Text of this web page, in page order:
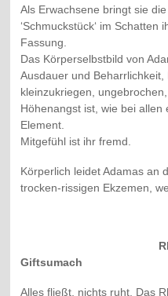
Als Erwachsene bringt sie
‘Schmuckstück‘ im
Fassung.
Das Körperselbstbild von
Ausdauer und
kleinzukriegen,
Höhenangst ist, wie bei
Element.
Mitgefühl ist ihr fremd.
Körperlich leidet Adamas an
trocken-rissigen Ekzemen,
Giftsumach
Alles fließt, nichts ruht. Das